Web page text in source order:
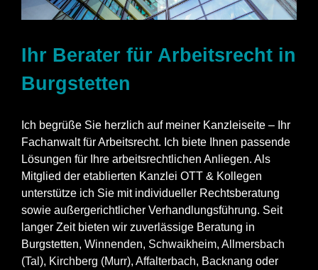
Ihr Berater für Arbeitsrecht in
Burgstetten
Ich begrüße Sie herzlich auf meiner Kanzleiseite – Ihr
Fachanwalt für Arbeitsrecht. Ich biete Ihnen passende
Lösungen für Ihre arbeitsrechtlichen Anliegen. Als
Mitglied der etablierten Kanzlei OTT & Kollegen
unterstütze ich Sie mit individueller Rechtsberatung
sowie außergerichtlicher Verhandlungsführung. Seit
langer Zeit bieten wir zuverlässige Beratung in
Burgstetten, Winnenden, Schwaikheim, Allmersbach
(Tal), Kirchberg (Murr), Affalterbach, Backnang oder